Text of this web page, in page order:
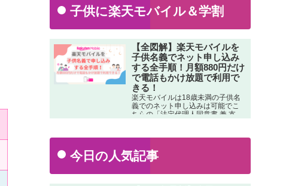
を…
子供に楽天モバイル＆学割
【全図解】楽天モバイルを
子供名義でネット申し込み
する全手順！月額880円だけ
で電話もかけ放題で利用で
きる！
楽天モバイルは18歳未満の子供名
義でのネット申し込みは可能でこ
ちらの「法定代理人同意書 兼 支払
者の情報入力と支払い方法（親名
義のクレカ/口座でもOK）を入力す
れば子供名義で契約申し込みがで
きます。詳細＞＞
今日の人気記事